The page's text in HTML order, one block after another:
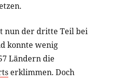
nun der dritte Teil bei
konnte wenig
Ländern die
erklimmen. Doch